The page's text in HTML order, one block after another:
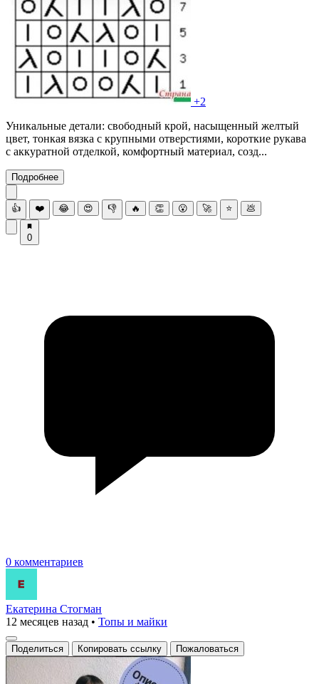
+2
Уникальные детали: свободный крой, насыщенный желтый
цвет, тонкая вязка с крупными отверстиями, короткие рукава
с аккуратной отделкой, комфортный материал, созд...
Подробнее
👍 ❤️ 😂 😍 👎 🔥 👏 😮 🚀 ⭐ 💩
0
0 комментариев
Екатерина Стогман
12 месяцев назад • Топы и майки
Поделиться Копировать ссылку Пожаловаться